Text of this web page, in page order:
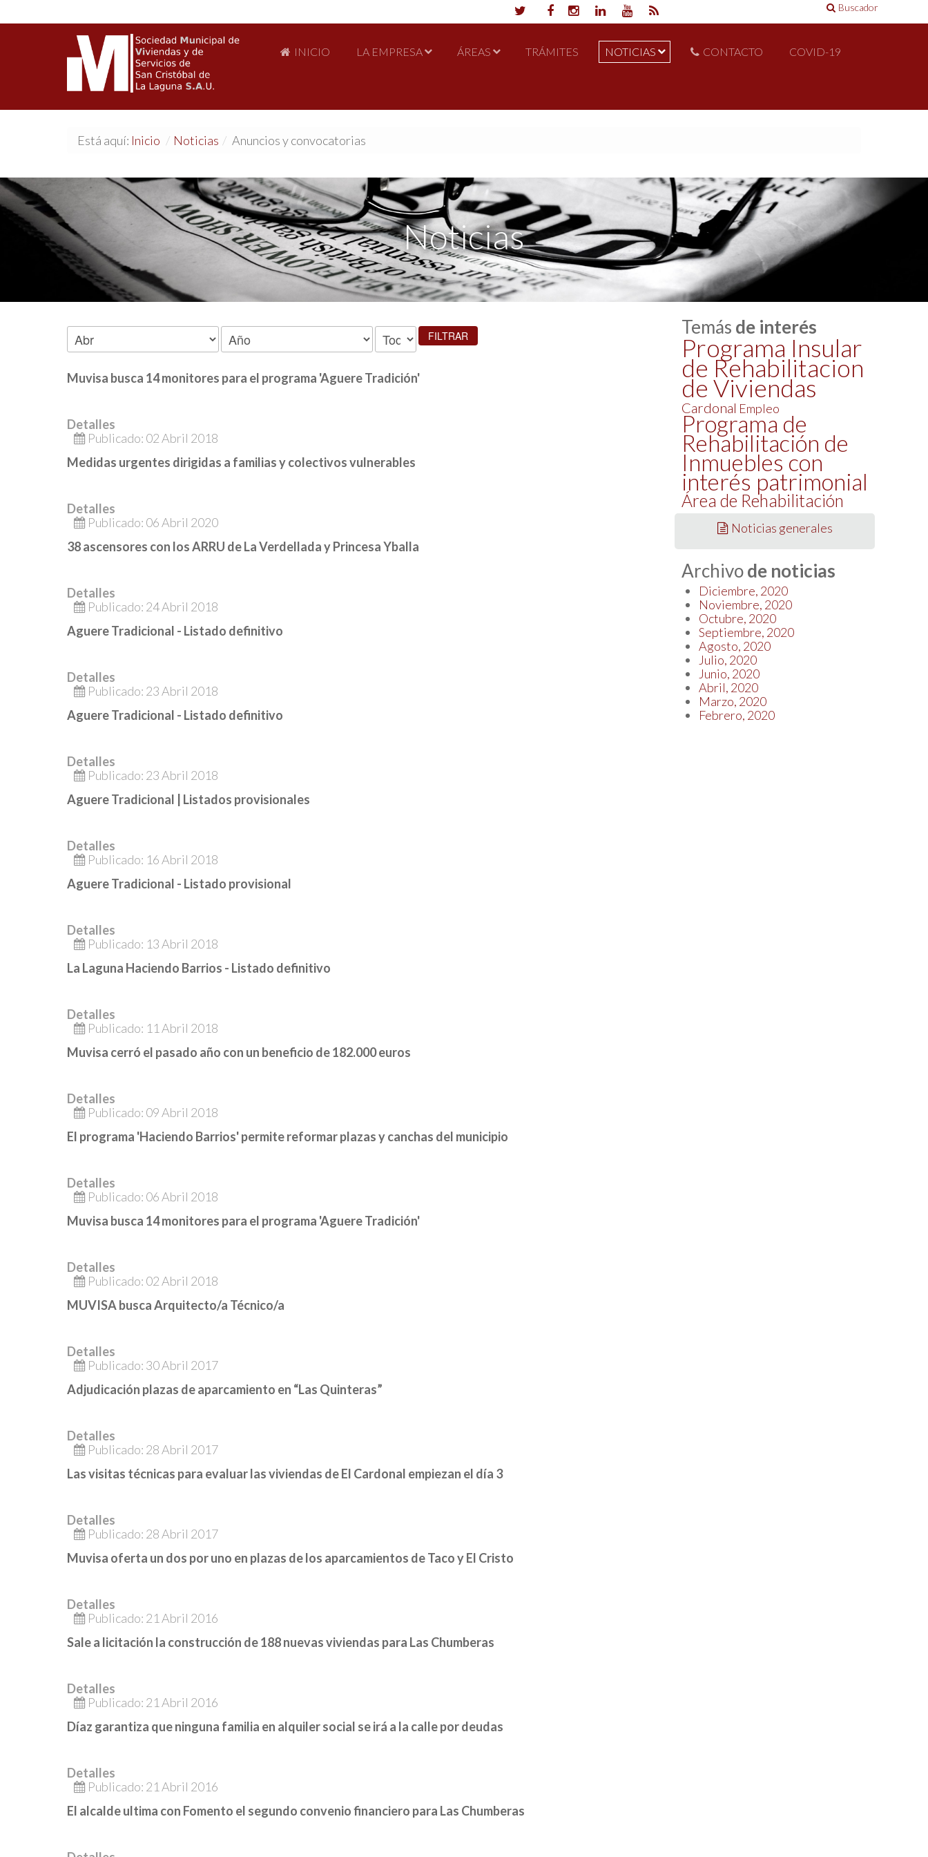
Buscador
INICIO LA EMPRESA ÁREAS TRÁMITES NOTICIAS CONTACTO COVID-19
Está aquí: Inicio / Noticias / Anuncios y convocatorias
Noticias
FILTRAR
Muvisa busca 14 monitores para el programa 'Aguere Tradición'
Detalles
Publicado: 02 Abril 2018
Medidas urgentes dirigidas a familias y colectivos vulnerables
Detalles
Publicado: 06 Abril 2020
38 ascensores con los ARRU de La Verdellada y Princesa Yballa
Detalles
Publicado: 24 Abril 2018
Aguere Tradicional - Listado definitivo
Detalles
Publicado: 23 Abril 2018
Aguere Tradicional - Listado definitivo
Detalles
Publicado: 23 Abril 2018
Aguere Tradicional | Listados provisionales
Detalles
Publicado: 16 Abril 2018
Aguere Tradicional - Listado provisional
Detalles
Publicado: 13 Abril 2018
La Laguna Haciendo Barrios - Listado definitivo
Detalles
Publicado: 11 Abril 2018
Muvisa cerró el pasado año con un beneficio de 182.000 euros
Detalles
Publicado: 09 Abril 2018
El programa 'Haciendo Barrios' permite reformar plazas y canchas del municipio
Detalles
Publicado: 06 Abril 2018
Muvisa busca 14 monitores para el programa 'Aguere Tradición'
Detalles
Publicado: 02 Abril 2018
MUVISA busca Arquitecto/a Técnico/a
Detalles
Publicado: 30 Abril 2017
Adjudicación plazas de aparcamiento en “Las Quinteras”
Detalles
Publicado: 28 Abril 2017
Las visitas técnicas para evaluar las viviendas de El Cardonal empiezan el día 3
Detalles
Publicado: 28 Abril 2017
Muvisa oferta un dos por uno en plazas de los aparcamientos de Taco y El Cristo
Detalles
Publicado: 21 Abril 2016
Sale a licitación la construcción de 188 nuevas viviendas para Las Chumberas
Detalles
Publicado: 21 Abril 2016
Díaz garantiza que ninguna familia en alquiler social se irá a la calle por deudas
Detalles
Publicado: 21 Abril 2016
El alcalde ultima con Fomento el segundo convenio financiero para Las Chumberas
Temás de interés
Programa Insular
de Rehabilitacion
de Viviendas
Cardonal Empleo
Programa de
Rehabilitación de
Inmuebles con
interés patrimonial
Área de Rehabilitación
Noticias generales
Archivode noticias
Diciembre, 2020
Noviembre, 2020
Octubre, 2020
Septiembre, 2020
Agosto, 2020
Julio, 2020
Junio, 2020
Abril, 2020
Marzo, 2020
Febrero, 2020